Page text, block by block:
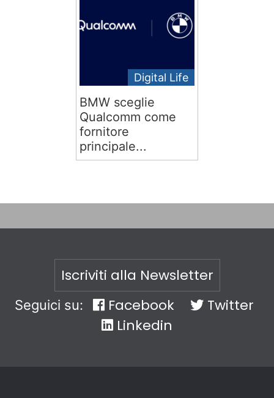
Digital Life
BMW sceglie
Qualcomm come
fornitore
principale...
Iscriviti alla Newsletter
Seguici su: Facebook
Twitter
Linkedin